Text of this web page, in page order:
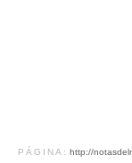
PÁGINA: http://